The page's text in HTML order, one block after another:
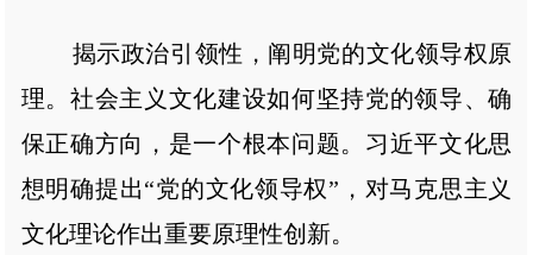
揭示政治引领性，阐明党的文化领导权原
理。社会主义文化建设如何坚持党的领导、确
保正确方向，是一个根本问题。习近平文化思
想明确提出“党的文化领导权”，对马克思主义
文化理论作出重要原理性创新。